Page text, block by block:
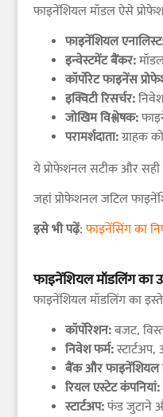
फाइनेंशियल मॉडल ऐसे
फाइनेंशियल
इन्वेस्टमेंट बैंकर:
कॉर्पोरेट फाइनेंस
इक्विटी रिसर्चर:
जोखिम विश्लेषक:
परामर्शदाता:ग्राहक
ये प्रोफेशनल सटीक और सही
जहां प्रोफेशनल जटिल
इसे भी पढ़ें:फाइनेंसिंग का
फाइनेंशियल मॉडलिंग का
फाइनेंशियल मॉडलिंग का
कॉर्पोरेशन:बजट,
निवेश फर्म:
बैंक और फाइनेंशियल
रियल एस्टेट कंपनियां:
स्टार्टअप:फंड जुटाने